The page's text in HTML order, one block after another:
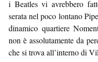
i Beatles vi avrebbero
serata nel poco lontano
dinamico quartiere
non è assolutamente da
che si trova all’interno di